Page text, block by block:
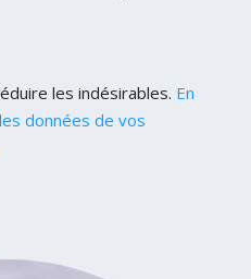
les indésirables. En
données de vos